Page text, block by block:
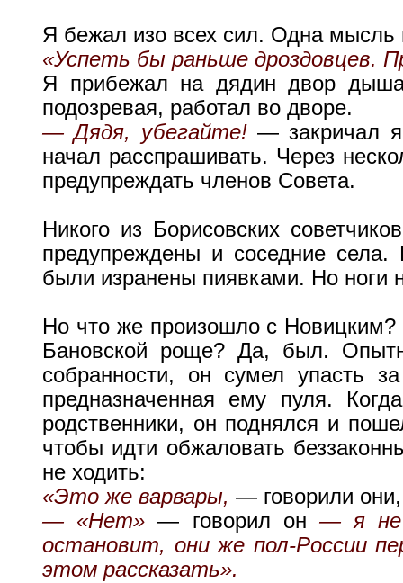
Я бежал изо всех сил. Одна мысль
«Успеть бы раньше дроздовцев.
Я прибежал на дядин двор
подозревая, работал во дворе.
— Дядя, убегайте!— закричал я
начал расспрашивать. Через
предупреждать членов Совета.
Никого из Борисовских
предупреждены и соседние
были изранены пиявками. Но ноги
Но что же произошло с Новицким?
Бановской роще? Да, был.
собранности, он сумел упасть
предназначенная ему пуля.
родственники, он поднялся и
чтобы идти обжаловать
не ходить:
«Это же варвары, — говорили
— «Нет»— говорил он— я не
остановит, они же пол-России
этом рассказать».